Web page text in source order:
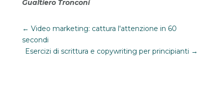
Gualtiero Tronconi
← Video marketing: cattura l'attenzione in 60
secondi
Esercizi di scrittura e copywriting per principianti →